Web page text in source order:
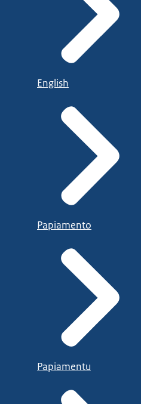
English
Papiamento
Papiamentu